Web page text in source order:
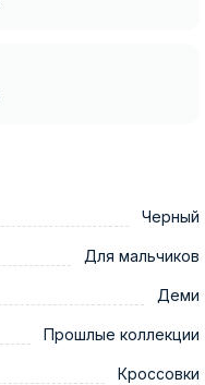
Черный
Для мальчиков
Деми
Прошлые коллекции
Кроссовки